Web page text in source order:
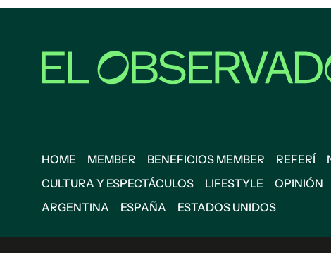
HOME MEMBER BENEFICIOS MEMBER REFERÍ
CULTURA Y ESPECTÁCULOS
LIFESTYLE OPINIÓN
ARGENTINA
ESPAÑA ESTADOS UNIDOS